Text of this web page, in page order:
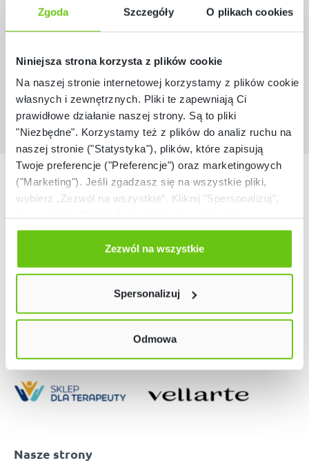
Zgoda Szczegóły O plikach cookies
Niniejsza strona korzysta z plików cookie
Na naszej stronie internetowej korzystamy z plików cookie:
własnych i zewnętrznych. Pliki te zapewniają Ci
prawidłowe działanie naszej strony. Są to pliki
"Niezbędne". Korzystamy też z plików do analiz ruchu na
naszej stronie ("Statystyka"), plików, które zapisują
Twoje preferencje ("Preferencje") oraz marketingowych
("Marketing"). Jeśli zgadzasz się na wszystkie pliki,
wybierz „Zezwól na wszystkie”. Kliknij "Spersonalizuj",
Odmów zgody poprzez przycisk „Odmowa”. Wtedy
użyjemy tylko plików niezbędnych dla naszej strony.
Twój wybór możesz zmienić przez kliknięcie przycisku w
Polityce prywatności
Zezwól na wszystkie
Spersonalizuj
Odmowa
Kod produktu:519315
Nasze marki
Nasze strony